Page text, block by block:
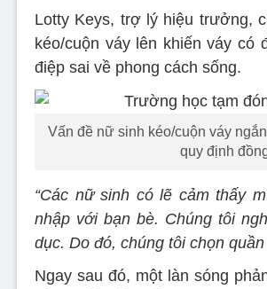
Lotty Keys, trợ lý hiệu trưởng,
kéo/cuộn váy lên khiến váy có
điệp sai về phong cách sống.
Vấn đề nữ sinh kéo/cuộn váy
quy định
“Các nữ sinh có lẽ cảm thấy
nhập với bạn bè. Chúng tôi
dục. Do đó, chúng tôi chọn
Ngay sau đó, một làn sóng